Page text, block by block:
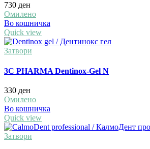
730 ден
Омилено
Во кошничка
Quick view
Затвори
3C PHARMA Dentinox-Gel N
330 ден
Омилено
Во кошничка
Quick view
Затвори